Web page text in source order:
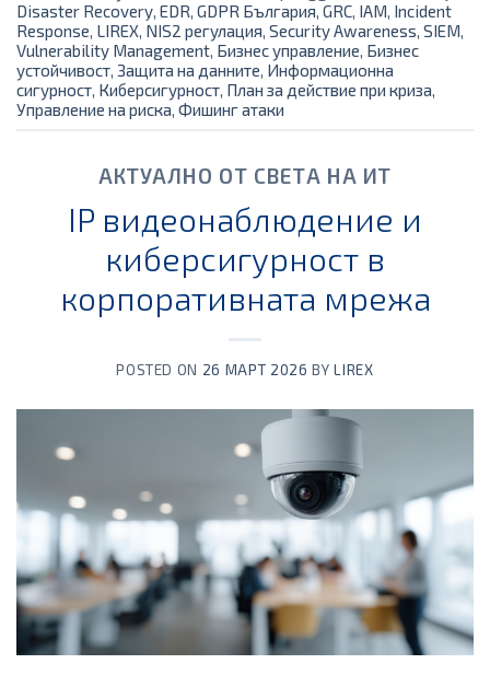
Disaster Recovery, EDR, GDPR България, GRC, IAM, Incident
Response, LIREX, NIS2 регулация, Security Awareness, SIEM,
Vulnerability Management, Бизнес управление, Бизнес
устойчивост, Защита на данните, Информационна
сигурност, Киберсигурност, План за действие при криза,
Управление на риска, Фишинг атаки
АКТУАЛНО ОТ СВЕТА НА ИТ
IP видеонаблюдение и
киберсигурност в
корпоративната мрежа
POSTED ON 26 МАРТ 2026 BYLIREX